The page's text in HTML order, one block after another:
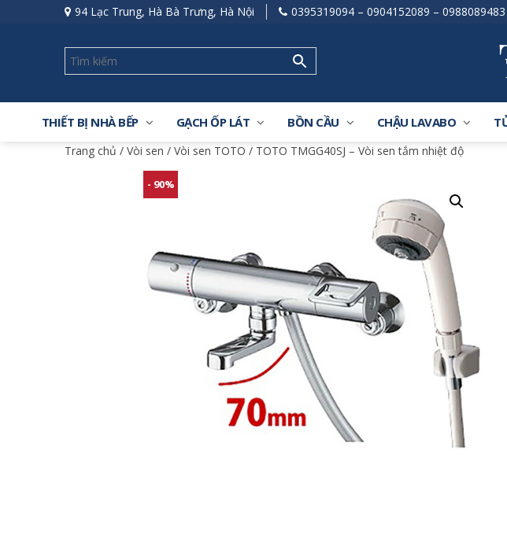
94 Lạc Trung, Hà Bà Trưng, Hà Nội 0395319094 – 0904152089 – 0988089483
THIẾT BỊ NHÀ BẾP GẠCH ỐP LÁT BỒN CẦU CHẬU LAVABO
Trang chủ / Vòi sen / Vòi sen TOTO / TOTO TMGG40SJ – Vòi sen tắm nhiệt độ
- 90%